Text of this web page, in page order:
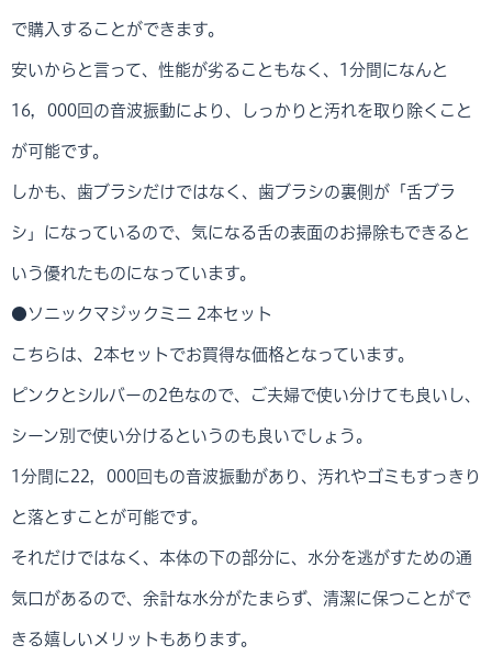
で購入することができます。
安いからと言って、性能が劣ることもなく、1分間になんと
16，000回の音波振動により、しっかりと汚れを取り除くこと
が可能です。
しかも、歯ブラシだけではなく、歯ブラシの裏側が「舌ブラ
シ」になっているので、気になる舌の表面のお掃除もできると
いう優れたものになっています。
●ソニックマジックミニ 2本セット
こちらは、2本セットでお買得な価格となっています。
ピンクとシルバーの2色なので、ご夫婦で使い分けても良いし、
シーン別で使い分けるというのも良いでしょう。
1分間に22，000回もの音波振動があり、汚れやゴミもすっきり
と落とすことが可能です。
それだけではなく、本体の下の部分に、水分を逃がすための通
気口があるので、余計な水分がたまらず、清潔に保つことがで
きる嬉しいメリットもあります。